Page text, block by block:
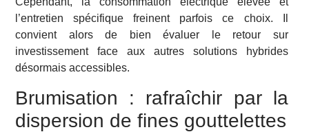
l’entretien spécifique freinent parfois ce choix. Il
convient alors de bien évaluer le retour sur
investissement face aux autres solutions hybrides
désormais accessibles.
Brumisation : rafraîchir par la
dispersion de fines gouttelettes